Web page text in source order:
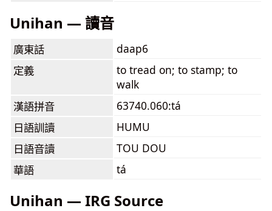
Unihan — 讀音
廣東話
daap6
定義
to tread on; to stamp; to
walk
漢語拼音
63740.060:tá
日語訓讀
HUMU
日語音讀
TOU DOU
華語
tá
Unihan — IRG Source